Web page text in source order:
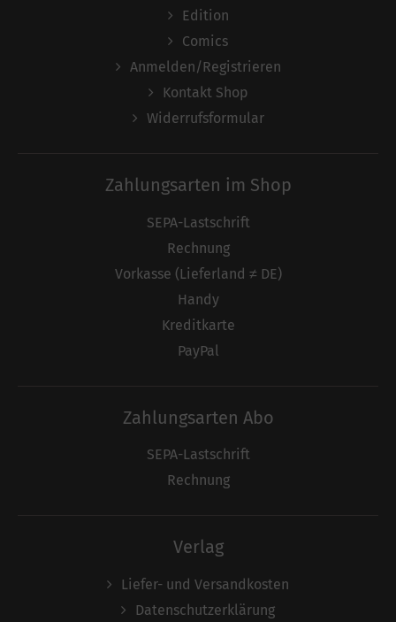
Edition
Comics
Anmelden/Registrieren
Kontakt Shop
Widerrufsformular
Zahlungsarten im Shop
SEPA-Lastschrift
Rechnung
Vorkasse (Lieferland ≠ DE)
Handy
Kreditkarte
PayPal
Zahlungsarten Abo
SEPA-Lastschrift
Rechnung
Verlag
Liefer- und Versandkosten
Datenschutzerklärung